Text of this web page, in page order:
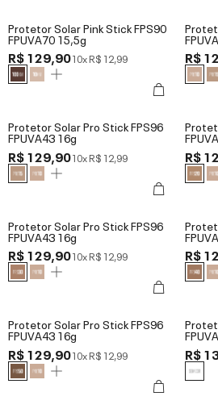
Protetor Solar Pink Stick FPS90
FPUVA70 15,5g
R$ 129,9010xR$ 12,99 R$
Protetor Solar Pro Stick FPS96
FPUVA43 16g
R$ 129,9010xR$ 12,99 R$
Protetor Solar Pro Stick FPS96
FPUVA43 16g
R$ 129,9010xR$ 12,99 R$
Protetor Solar Pro Stick FPS96
FPUVA43 16g
R$ 129,9010xR$ 12,99 R$